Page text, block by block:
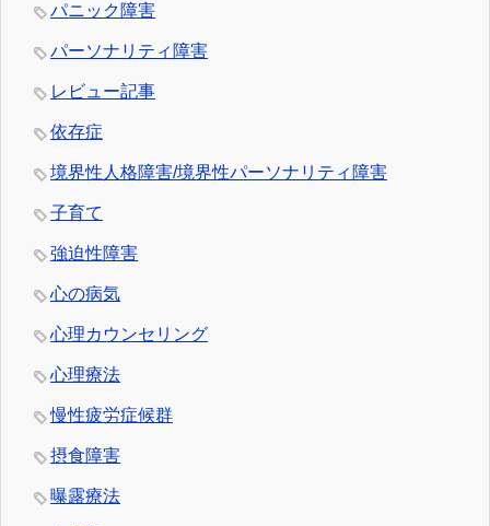
パニック障害
パーソナリティ障害
レビュー記事
依存症
境界性人格障害/境界性パーソナリティ障害
子育て
強迫性障害
心の病気
心理カウンセリング
心理療法
慢性疲労症候群
摂食障害
曝露療法